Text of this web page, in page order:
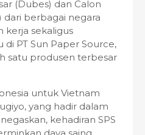
(Dubes) dan Calon
dari berbagai negara
kerja sekaligus
di PT Sun Paper Source,
satu produsen terbesar
untuk Vietnam
yang hadir dalam
kehadiran SPS